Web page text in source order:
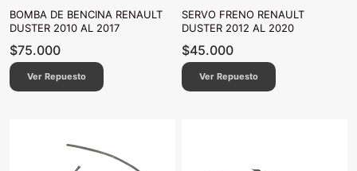
BOMBA DE BENCINA RENAULT
DUSTER 2010 AL 2017
$75.000
Ver Repuesto
SERVO FRENO RENAULT
DUSTER 2012 AL 2020
$45.000
Ver Repuesto